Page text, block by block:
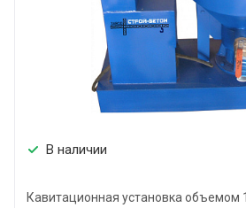
В наличии
Кавитационная установка объемом